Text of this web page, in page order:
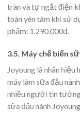
tràn và tự ngắt điện
toàn yên tâm khi sử
phẩm: 1.290.000đ.
3.5. Máy chế biến
Joyoung là nhãn hiệu
máy làm sữa đậu
nhiều người tin
sữa đậu nành